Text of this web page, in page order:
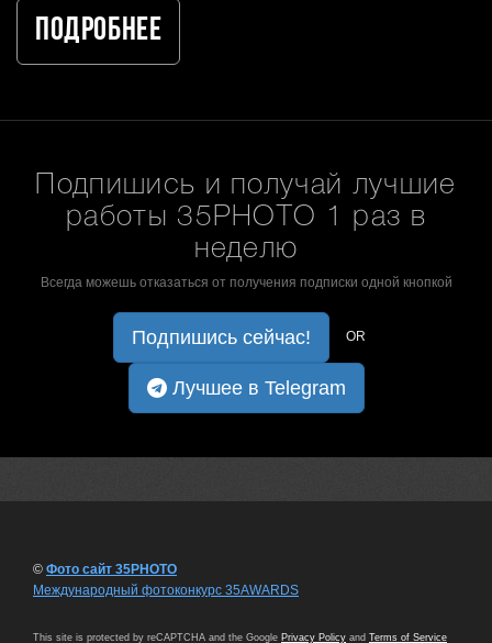
Подробнее
Подпишись и получай лучшие
работы 35PHOTO 1 раз в
неделю
Всегда можешь отказаться от получения подписки одной кнопкой
Подпишись сейчас! OR
Лучшее в Telegram
© Фото сайт 35PHOTO
Международный фотоконкурс 35AWARDS
This site is protected by reCAPTCHA and the Google Privacy Policy and Terms of Service